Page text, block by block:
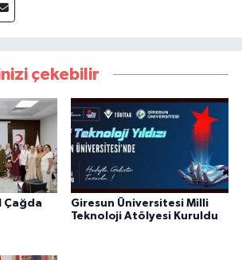
çekebilir
Çağda
Giresun Üniversitesi Milli
Teknoloji Atölyesi Kuruldu